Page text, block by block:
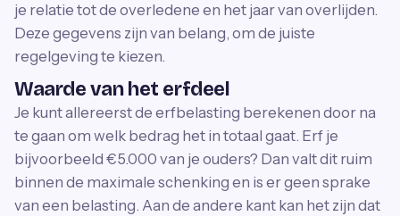
je relatie tot de overledene en het jaar van overlijden.
Deze gegevens zijn van belang, om de juiste
regelgeving te kiezen.
Waarde van het erfdeel
Je kunt allereerst de erfbelasting berekenen door na
te gaan om welk bedrag het in totaal gaat. Erf je
bijvoorbeeld €5.000 van je ouders? Dan valt dit ruim
binnen de maximale schenking en is er geen sprake
van een belasting. Aan de andere kant kan het zijn dat